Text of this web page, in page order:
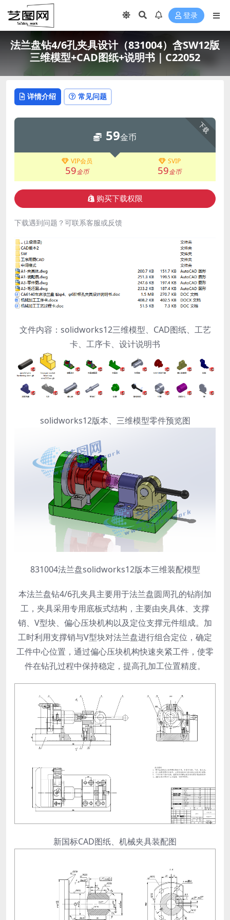
登录
法兰盘钻4/6孔夹具设计（831004）含SW12版
三维模型+CAD图纸+说明书｜C22052
详情介绍 常见问题
下载
59金币
VIP会员
59金币
SVIP
59金币
购买下载权限
下载遇到问题？可联系客服或反馈
文件内容：solidworks12三维模型、CAD图纸、工艺
卡、工序卡、设计说明书
solidworks12版本、三维模型零件预览图
831004法兰盘solidworks12版本三维装配模型
本法兰盘钻4/6孔夹具主要用于法兰盘圆周孔的钻削加
工，夹具采用专用底板式结构，主要由夹具体、支撑
销、V型块、偏心压块机构以及定位支撑元件组成。加
工时利用支撑销与V型块对法兰盘进行组合定位，确定
工件中心位置，通过偏心压块机构快速夹紧工件，使零
件在钻孔过程中保持稳定，提高孔加工位置精度。
新国标CAD图纸、机械夹具装配图